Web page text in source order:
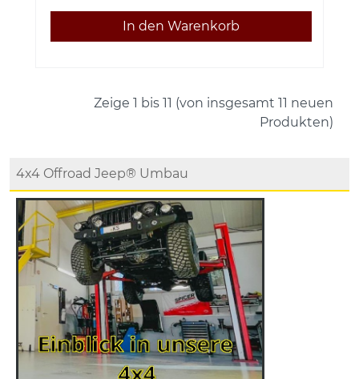
Zeige 1 bis 11 (von insgesamt 11 neuen
Produkten)
4x4 Offroad Jeep® Umbau